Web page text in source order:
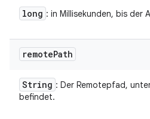
long : in Millisekunden, bis der
remotePath
String : Der Remotepfad,
befindet.